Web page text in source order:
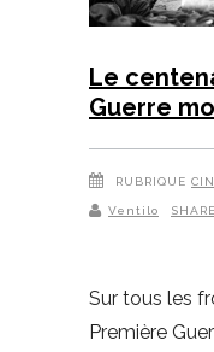
Le
Guerre
RUBRIQUE
Ventilo SHARE
Sur tous les
Première